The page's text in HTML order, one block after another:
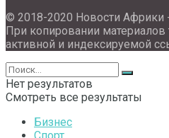
© 2018-2020 Новости Африки -
При копировании материалов
активной и индексируемой
Нет результатов
Смотреть все результаты
Бизнес
Спорт